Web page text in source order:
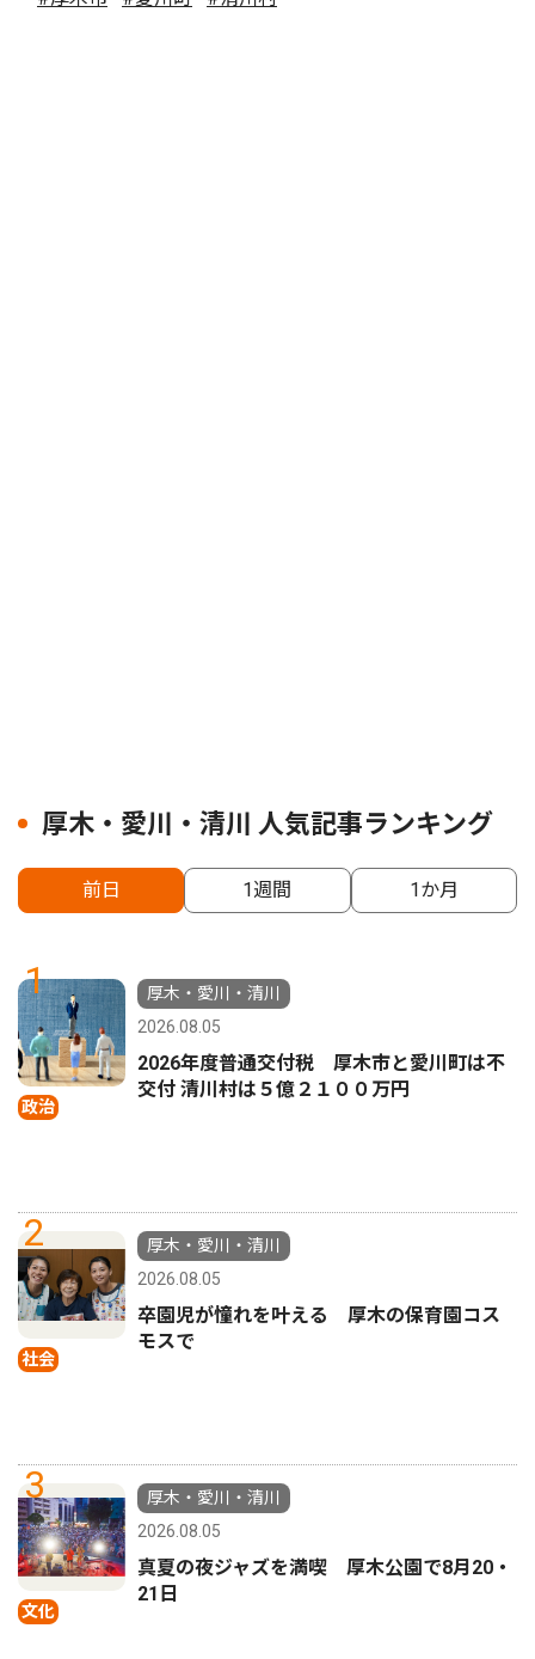
厚木・愛川・清川 人気記事ランキング
前日 1週間 1か月
1
政治
厚木・愛川・清川
2026.08.05
2026年度普通交付税 厚木市と愛川町は不
交付 清川村は５億２１００万円
2
社会
厚木・愛川・清川
2026.08.05
卒園児が憧れを叶える 厚木の保育園コス
モスで
3
文化
厚木・愛川・清川
2026.08.05
真夏の夜ジャズを満喫 厚木公園で8月20・
21日